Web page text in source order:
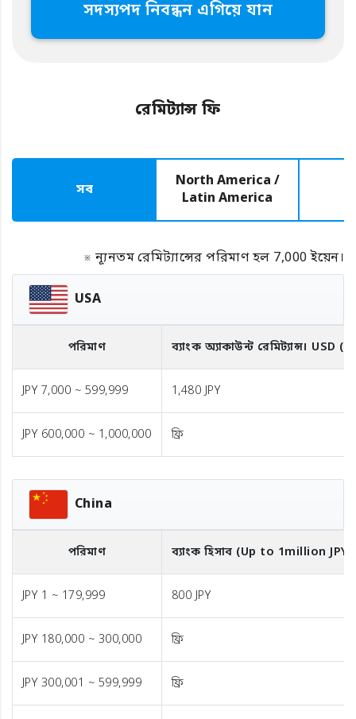
সদস্যপদ নিবন্ধন এগিয়ে যান
রেমিট্যান্স ফি
সব
North America /
Latin America
※ ন্যূনতম রেমিট্যান্সের পরিমাণ হল 7,000 ইয়েন।
USA
পরিমাণ ব্যাংক অ্যাকাউন্ট রেমিট্যান্স। USD
JPY 7,000 ~ 599,999 1,480 JPY
JPY 600,000 ~ 1,000,000 ফ্রি
China
পরিমাণ ব্যাংক হিসাব (Up to 1million JPY)
JPY 1 ~ 179,999 800 JPY
JPY 180,000 ~ 300,000 ফ্রি
JPY 300,001 ~ 599,999 ফ্রি